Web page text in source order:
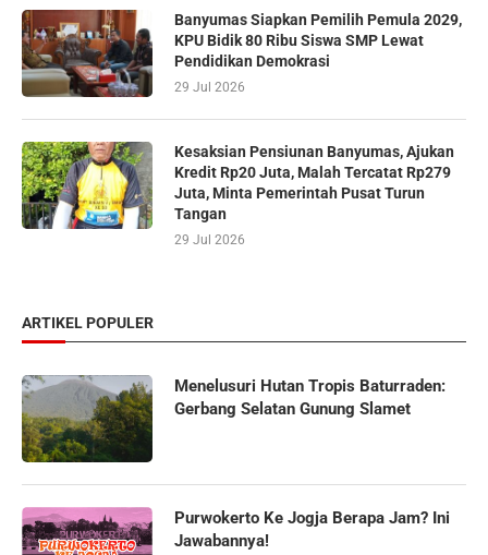
Banyumas Siapkan Pemilih Pemula 2029,
KPU Bidik 80 Ribu Siswa SMP Lewat
Pendidikan Demokrasi
29 Jul 2026
Kesaksian Pensiunan Banyumas, Ajukan
Kredit Rp20 Juta, Malah Tercatat Rp279
Juta, Minta Pemerintah Pusat Turun
Tangan
29 Jul 2026
ARTIKEL POPULER
Menelusuri Hutan Tropis Baturraden:
Gerbang Selatan Gunung Slamet
Purwokerto Ke Jogja Berapa Jam? Ini
Jawabannya!